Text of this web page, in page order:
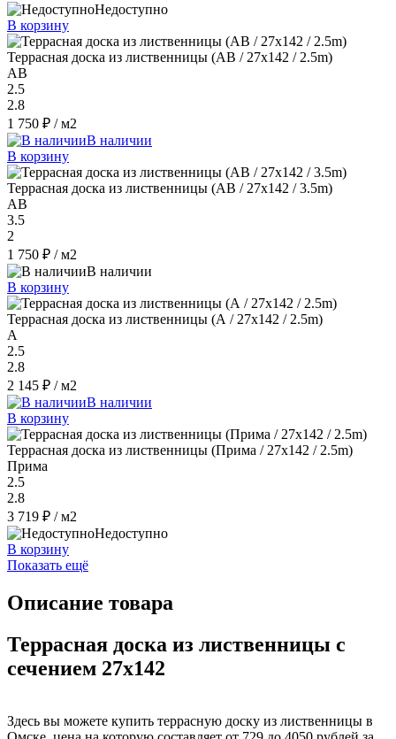
Недоступно
В корзину
Террасная доска из лиственницы (AB / 27x142 / 2.5m)
AB
2.5
2.8
1 750 ₽ / м2
В наличии
В корзину
Террасная доска из лиственницы (AB / 27x142 / 3.5m)
AB
3.5
2
1 750 ₽ / м2
В наличии
В корзину
Террасная доска из лиственницы (А / 27x142 / 2.5m)
A
2.5
2.8
2 145 ₽ / м2
В наличии
В корзину
Террасная доска из лиственницы (Прима / 27x142 / 2.5m)
Прима
2.5
2.8
3 719 ₽ / м2
Недоступно
В корзину
Показать ещё
Описание товара
Террасная доска из лиственницы с
сечением 27x142
Здесь вы можете купить террасную доску из лиственницы в